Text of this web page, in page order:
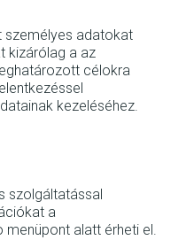
személyes adatokat
kizárólag a az
célokra
kezeléséhez.
szolgáltatással
a
alatt érheti el.